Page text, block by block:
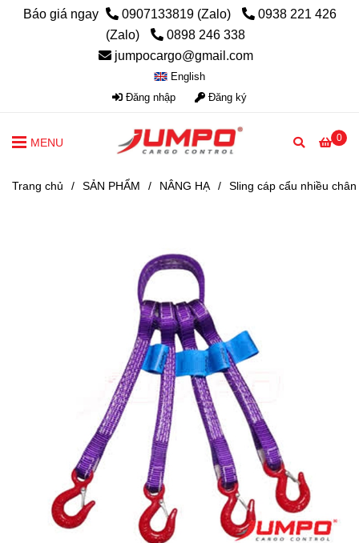
Báo giá ngay 0907133819 (Zalo)
0938 221 426
(Zalo)
0898 246 338
jumpocargo@gmail.com
English
Đăng nhập
Đăng ký
0
MENU
Trang chủ / SẢN PHẨM / NÂNG HẠ / Sling cáp cẩu nhiều chân